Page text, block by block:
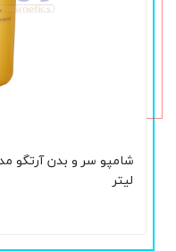
لیتر